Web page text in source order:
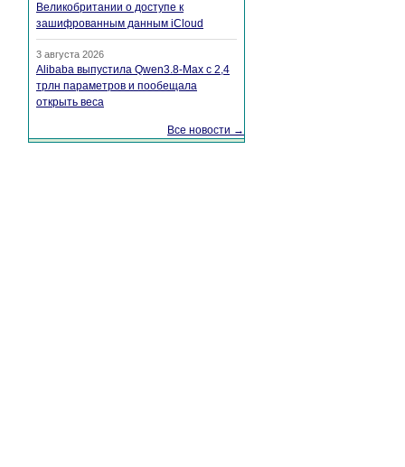
Великобритании о доступе к
зашифрованным данным iCloud
3 августа 2026
Alibaba выпустила Qwen3.8-Max с 2,4
трлн параметров и пообещала
открыть веса
Все новости →